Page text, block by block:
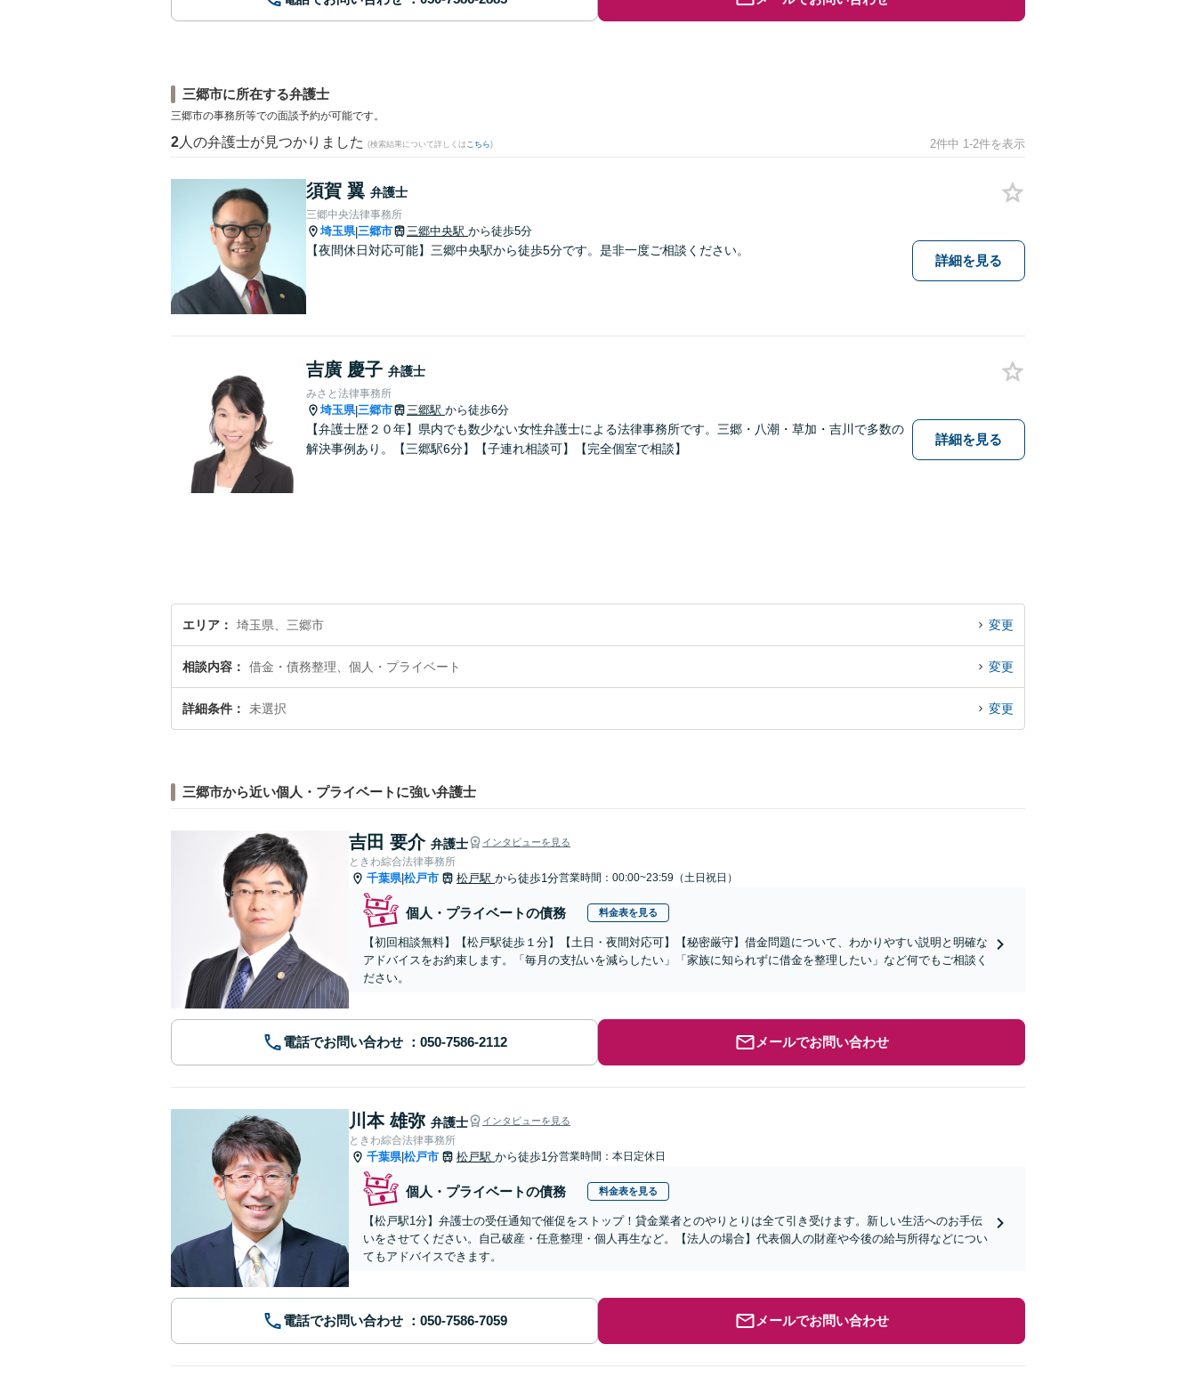
三郷市に所在する弁護士
三郷市の事務所等での面談予約が可能です。
2 人の弁護士が見つかりました (検索結果について詳しくは こちら) 2件中 1-2件を表示
須賀 翼 弁護士
三郷中央法律事務所
埼玉県|三郷市 三郷中央駅 から徒歩5分
【夜間休日対応可能】三郷中央駅から徒歩5分です。是非一度ご相談ください。
詳細を見る
吉廣 慶子 弁護士
みさと法律事務所
埼玉県|三郷市 三郷駅 から徒歩6分
【弁護士歴２０年】県内でも数少ない女性弁護士による法律事務所です。三郷・八潮・草加・吉川で多数の
解決事例あり。【三郷駅6分】【子連れ相談可】【完全個室で相談】
詳細を見る
エリア 埼玉県、三郷市 変更
相談内容 借金・債務整理、個人・プライベート 変更
詳細条件 未選択 変更
三郷市から近い個人・プライベートに強い弁護士
吉田 要介 弁護士 インタビューを見る
ときわ綜合法律事務所
千葉県|松戸市 松戸駅 から徒歩1分営業時間：00:00~23:59（土日祝日）
個人・プライベートの債務 料金表を見る
【初回相談無料】【松戸駅徒歩１分】【土日・夜間対応可】【秘密厳守】借金問題について、わかりやすい説明と明確な
アドバイスをお約束します。「毎月の支払いを減らしたい」「家族に知られずに借金を整理したい」など何でもご相談く
ださい。
電話でお問い合わせ メールでお問い合わせ
川本 雄弥 弁護士 インタビューを見る
ときわ綜合法律事務所
千葉県|松戸市 松戸駅 から徒歩1分営業時間：本日定休日
個人・プライベートの債務 料金表を見る
【松戸駅1分】弁護士の受任通知で催促をストップ！貸金業者とのやりとりは全て引き受けます。新しい生活へのお手伝
いをさせてください。自己破産・任意整理・個人再生など。【法人の場合】代表個人の財産や今後の給与所得などについ
てもアドバイスできます。
電話でお問い合わせ メールでお問い合わせ